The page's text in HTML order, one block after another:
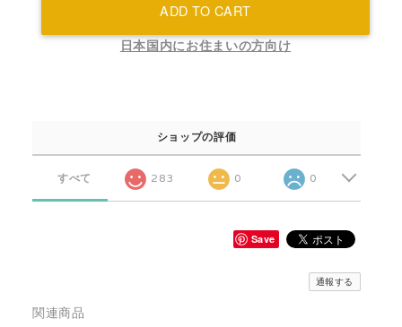
ADD TO CART
日本国内にお住まいの方向け
ショップの評価
すべて 283 0 0
Save
通報する
関連商品